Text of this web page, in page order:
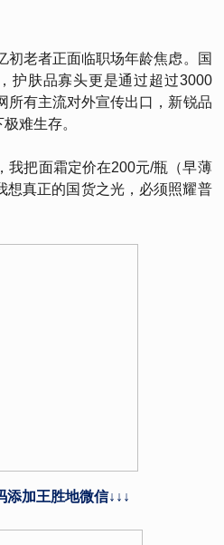
初老者正面临职场年龄焦虑。国
护肤品寡头更是通过超过3000
所有主流对外宣传出口，新锐品
难生存。
我把面霜定价在200元/瓶（早薄
想真正的国货之光，必须照耀普
添加王胜地微信↓↓↓